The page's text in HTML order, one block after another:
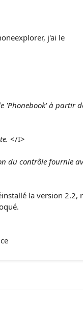
j'ai le
'Phonebook' à partir
</I>
du contrôle fournie
la version 2.2,